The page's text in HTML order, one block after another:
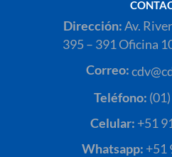
Dirección:Av.
395 – 391 Oficina
Correo:
Teléfono:
Celular: +51
Whatsapp: +51